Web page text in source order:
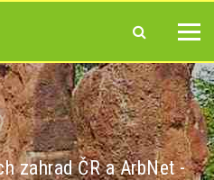
zahrad ČR a ArbNet -